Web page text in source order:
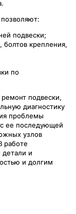
подвески;
болтов крепления,
по
подвески,
диагностику
проблемы
ее последующей
узлов
работе
детали и
и долгим